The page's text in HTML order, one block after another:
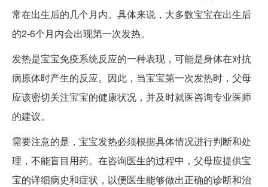
常在出生后的几个月内。具体来说，大多数宝宝在出生后
的2-6个月内会出现第一次发热。
发热是宝宝免疫系统反应的一种表现，可能是身体在对抗
病原体时产生的反应。因此，当宝宝第一次发热时，父母
应该密切关注宝宝的健康状况，并及时就医咨询专业医师
的建议。
需要注意的是，宝宝发热必须根据具体情况进行判断和处
理，不能盲目用药。在咨询医生的过程中，父母应提供宝
宝的详细病史和症状，以便医生能够做出正确的诊断和治